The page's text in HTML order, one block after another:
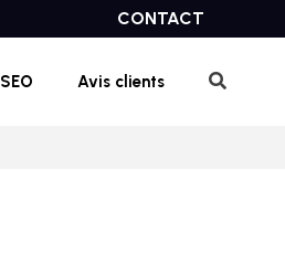
CONTACT
SEO Avis clients